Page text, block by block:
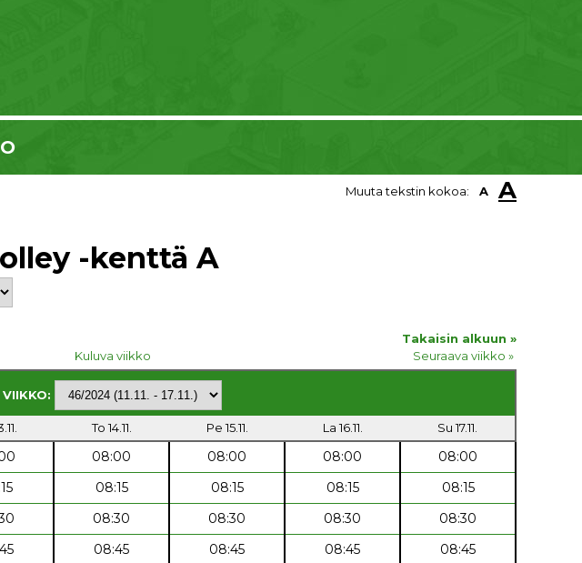
Muuta tekstin kokoa: A A
-kenttä A
Takaisin alkuun »
Kuluva viikko Seuraava viikko »
VIIKKO:
To 14.11. Pe 15.11. La 16.11. Su 17.11.
08:00 08:00 08:00
08:00
08:15 08:15 08:15
08:15
08:30 08:30 08:30
08:30
08:45 08:45 08:45
08:45